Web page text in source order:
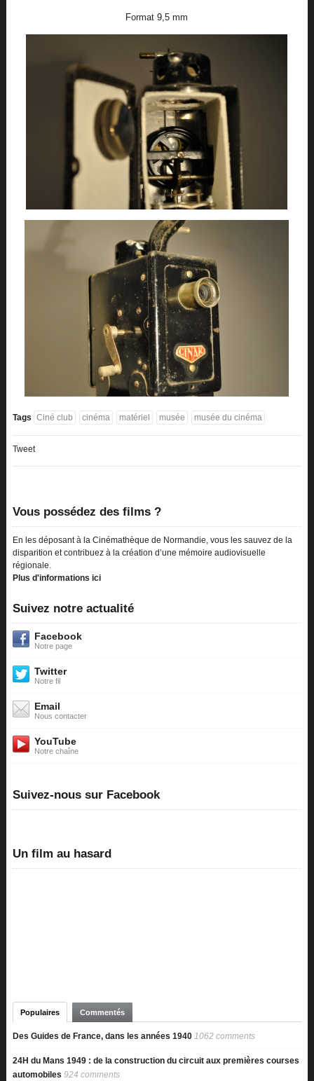
Format 9,5 mm
Tags Ciné club cinéma matériel musée musée du cinéma
Tweet
Vous possédez des films ?
En les déposant à la Cinémathèque de Normandie, vous les sauvez de la
disparition et contribuez à la création d’une mémoire audiovisuelle
régionale.
Plus d'informations ici
Suivez notre actualité
Facebook
Notre page
Twitter
Notre fil
Email
Nous contacter
YouTube
Notre chaîne
Suivez-nous sur Facebook
Un film au hasard
Populaires Commentés
Des Guides de France, dans les années 1940 1062 comments
24H du Mans 1949 : de la construction du circuit aux premières courses
automobiles 924 comments